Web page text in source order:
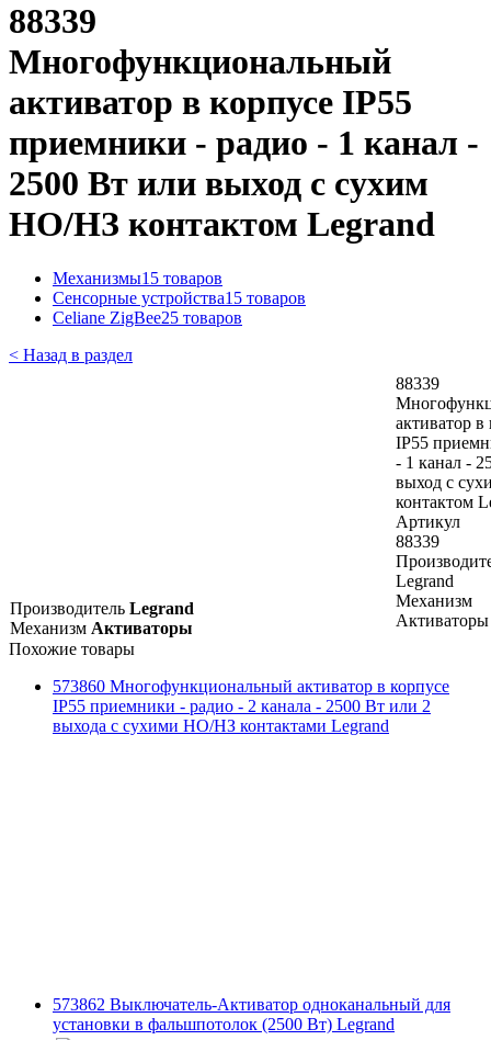
88339
Многофункциональный
активатор в корпусе IP55
приемники - радио - 1 канал -
2500 Вт или выход с сухим
НО/НЗ контактом Legrand
Механизмы15 товаров
Сенсорные устройства15 товаров
Celiane ZigBee25 товаров
< Назад в раздел
88339
активатор в
IP55
- 1 канал -
выход с
контактом
Артикул
88339
Legrand
Механизм
Активаторы
Производитель Legrand
Механизм Активаторы
Похожие товары
573860 Многофункциональный активатор в корпусе
IP55 приемники - радио - 2 канала - 2500 Вт или 2
выхода с сухими НО/НЗ контактами Legrand
573862 Выключатель-Активатор одноканальный для
установки в фальшпотолок (2500 Вт) Legrand